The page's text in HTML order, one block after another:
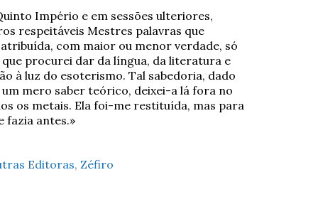
Império e em sessões ulteriores,
respeitáveis Mestres palavras que
com maior ou menor verdade, só
procurei dar da língua, da literatura e
à luz do esoterismo. Tal sabedoria, dado
mero saber teórico, deixei-a lá fora no
os metais. Ela foi-me restituída, mas para
fazia antes.»
Editoras, Zéfiro